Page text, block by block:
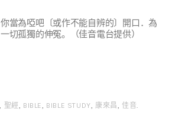
你當為啞吧〔或作不能自辨的〕開口．為
一切孤獨的伸冤。（佳音電台提供）
聖經 BIBLE BIBLE STUDY 康來昌 佳音